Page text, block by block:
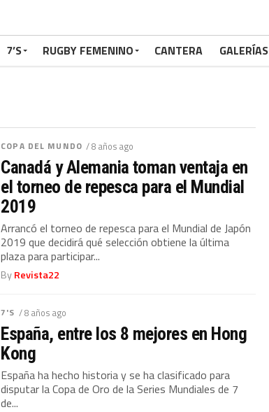
7’S RUGBY FEMENINO CANTERA GALERÍAS
COPA DEL MUNDO / 8 años ago
Canadá y Alemania toman ventaja en
el torneo de repesca para el Mundial
2019
Arrancó el torneo de repesca para el Mundial de Japón
2019 que decidirá qué selección obtiene la última
plaza para participar...
ByRevista22
7'S / 8 años ago
España, entre los 8 mejores en Hong
Kong
España ha hecho historia y se ha clasificado para
disputar la Copa de Oro de la Series Mundiales de 7
de...